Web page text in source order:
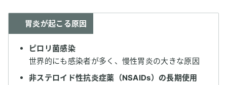
胃炎が起こる原因
ピロリ菌感染
世界的にも感染者が多く、慢性胃炎の大きな原因
非ステロイド性抗炎症薬（NSAIDs）の長期使用